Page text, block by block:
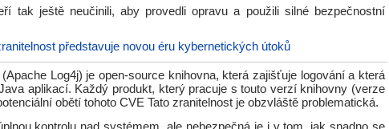
tak ještě neučinili, aby provedli opravu a použili silné bezpečnostní
představuje novou éru kybernetických útoků
Log4j) je open-source knihovna, která zajišťuje logování a která
aplikací. Každý produkt, který pracuje s touto verzí knihovny (verze
obětí tohoto CVE Tato zranitelnost je obzvláště problematická.